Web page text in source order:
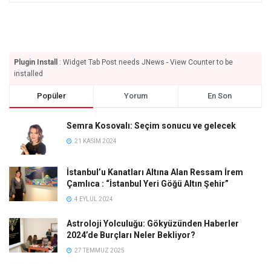
Plugin Install
: Widget Tab Post needs JNews - View Counter to be
installed
Popüler Yorum En Son
Semra Kosovalı: Seçim sonucu ve gelecek
21 KASIM 2024
İstanbul’u Kanatları Altına Alan Ressam İrem
Çamlıca : “İstanbul Yeri Göğü Altın Şehir”
4 EYLÜL 2024
Astroloji Yolculuğu: Gökyüzünden Haberler
2024’de Burçları Neler Bekliyor?
27 TEMMUZ 2025